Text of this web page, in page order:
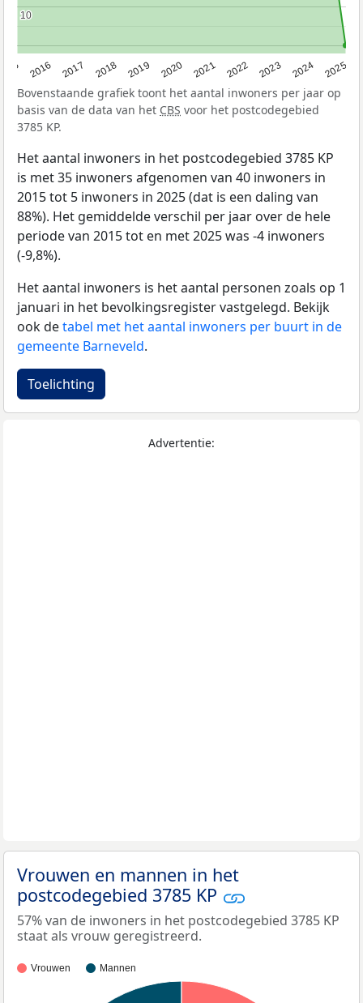
2016 2017 2018 2019 2020 2021 2022 2023 2024 2025
10
10
Bovenstaande grafiek toont het aantal inwoners per jaar op
basis van de data van het CBS voor het postcodegebied
3785 KP.
Het aantal inwoners in het postcodegebied 3785 KP
is met 35 inwoners afgenomen van 40 inwoners in
2015 tot 5 inwoners in 2025 (dat is een daling van
88%). Het gemiddelde verschil per jaar over de hele
periode van 2015 tot en met 2025 was -4 inwoners
(-9,8%).
Het aantal inwoners is het aantal personen zoals op 1
januari in het bevolkingsregister vastgelegd. Bekijk
ook detabel met het aantal inwoners per buurt in de
gemeente Barneveld.
Toelichting
Advertentie:
Vrouwen en mannen in het
postcodegebied 3785 KP
57% van de inwoners in het postcodegebied 3785 KP
staat als vrouw geregistreerd.
Vrouwen Mannen